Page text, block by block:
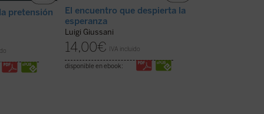
pretensión
El encuentro que despierta la
esperanza
Luigi Giussani
14,00€ IVA incluido
disponible en ebook: